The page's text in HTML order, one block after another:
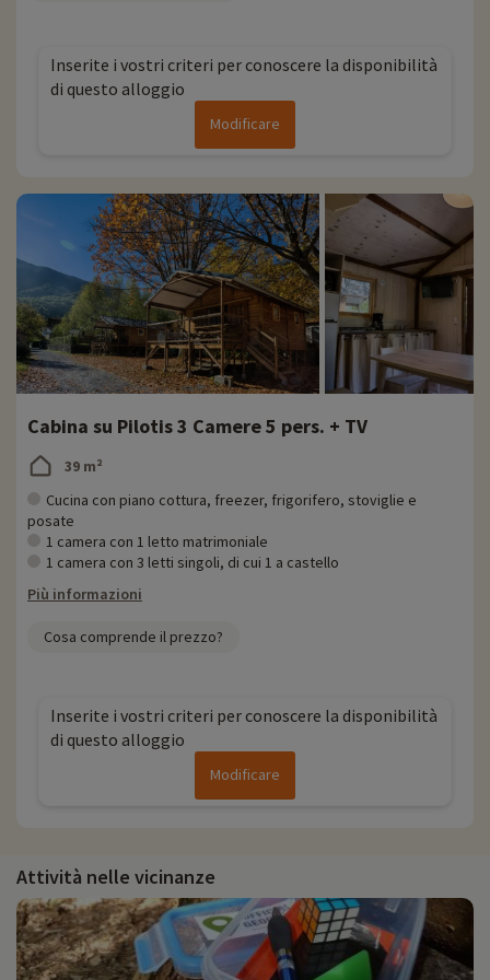
negoziato delle attività, queste possono essere prenotate con uno
sconto direttamente online dopo aver scelto il vostro alloggio, e
potete scoprirlecliccando qui!
Inserite i vostri criteri per conoscere la disponibilità
di questo alloggio
Modificare
Cabina su Pilotis 3 Camere 5 pers. + TV
39 m²
Cucina con piano cottura, freezer, frigorifero, stoviglie e
posate
1 camera con 1 letto matrimoniale
1 camera con 3 letti singoli, di cui 1 a castello
Più informazioni
Cosa comprende il prezzo?
Inserite i vostri criteri per conoscere la disponibilità
di questo alloggio
Modificare
Attività nelle vicinanze